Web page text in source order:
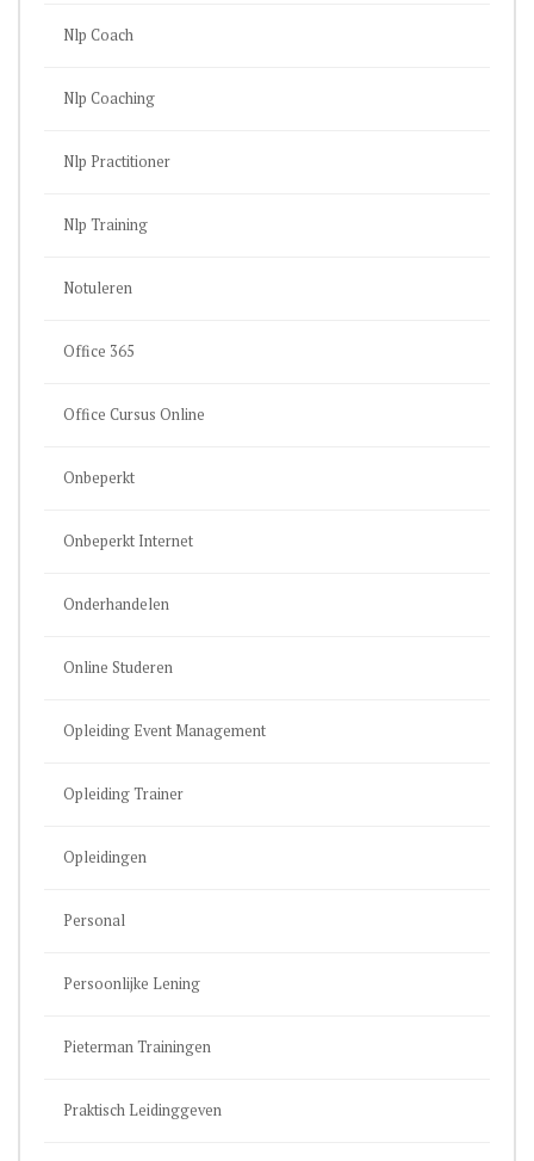
Nlp Coach
Nlp Coaching
Nlp Practitioner
Nlp Training
Notuleren
Office 365
Office Cursus Online
Onbeperkt
Onbeperkt Internet
Onderhandelen
Online Studeren
Opleiding Event Management
Opleiding Trainer
Opleidingen
Personal
Persoonlijke Lening
Pieterman Trainingen
Praktisch Leidinggeven